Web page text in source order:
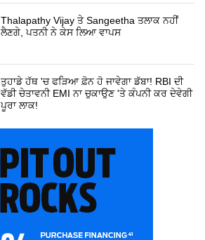
Thalapathy Vijay ਤੇ Sangeetha ਤਲਾਕ ਨਹੀਂ
ਲੈਣਗੇ, ਪਤਨੀ ਨੇ ਕੇਸ ਲਿਆ ਵਾਪਸ
ਤੁਹਾਡੇ ਹੱਥ 'ਚ ਫੜਿਆ ਫ਼ੋਨ ਹੋ ਜਾਵੇਗਾ ਡੱਬਾ! RBI ਦੀ
ਵੱਡੀ ਚੇਤਾਵਨੀ EMI ਨਾ ਚੁਕਾਉਣ 'ਤੇ ਕੰਪਨੀ ਕਰ ਦੇਵੇਗੀ
ਪੂਰਾ ਲਾਕ!